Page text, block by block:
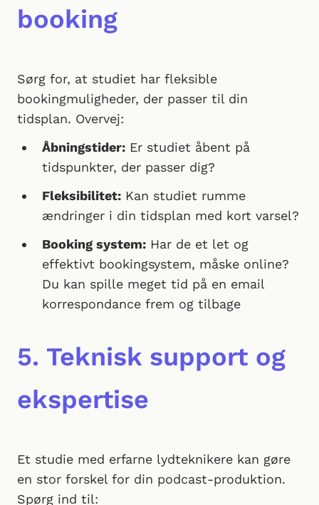
booking
Sørg for, at studiet har fleksible
bookingmuligheder, der passer til din
tidsplan. Overvej:
Åbningstider: Er studiet åbent på
tidspunkter, der passer dig?
Fleksibilitet: Kan studiet rumme
ændringer i din tidsplan med kort varsel?
Booking system: Har de et let og
effektivt bookingsystem, måske online?
Du kan spille meget tid på en email
korrespondance frem og tilbage
5. Teknisk support og
ekspertise
Et studie med erfarne lydteknikere kan gøre
en stor forskel for din podcast-produktion.
Spørg ind til: